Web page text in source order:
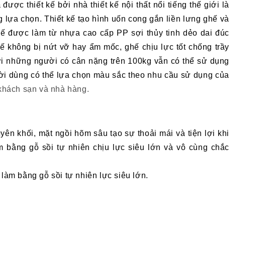
được thiết kế bởi nhà thiết kế nội thất nổi tiếng thế giới là
lựa chọn. Thiết kế tạo hình uốn cong gắn liền lưng ghế và
được làm từ nhựa cao cấp PP sợi thủy tinh dẻo dai đúc
không bị nứt vỡ hay ẩm mốc, ghế chịu lực tốt chống trầy
người có cân nặng trên 100kg vẫn có thể sử dụng
dùng có thể lựa chọn màu sắc theo nhu cầu sử dụng của
sạn và nhà hàng.
khối, mặt ngồi hõm sâu tạo sự thoải mái và tiện lợi khi
bằng gỗ sồi tự nhiên chịu lực siêu lớnvàvô cùng chắc
làm bằng gỗ sồi tự nhiên lực siêu lớn.